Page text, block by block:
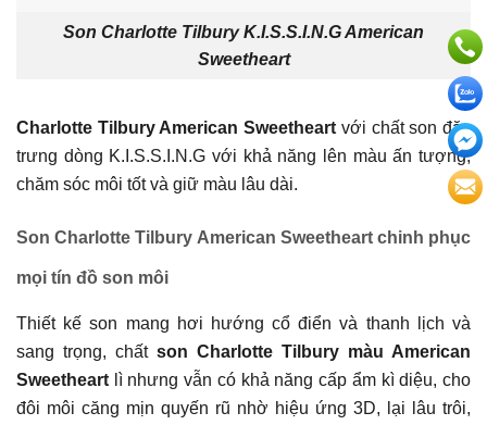
Son Charlotte Tilbury K.I.S.S.I.N.G American
Sweetheart
Charlotte Tilbury American Sweetheart với chất son đặc
trưng dòng K.I.S.S.I.N.G với khả năng lên màu ấn tượng,
chăm sóc môi tốt và giữ màu lâu dài.
Son Charlotte Tilbury American Sweetheart chinh phục
mọi tín đồ son môi
Thiết kế son mang hơi hướng cổ điển và thanh lịch và
sang trọng, chất son Charlotte Tilbury màu American
Sweetheart lì nhưng vẫn có khả năng cấp ẩm kì diệu, cho
đôi môi căng mịn quyến rũ nhờ hiệu ứng 3D, lại lâu trôi,